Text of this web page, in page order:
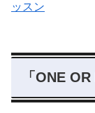
ッスン
「ONE